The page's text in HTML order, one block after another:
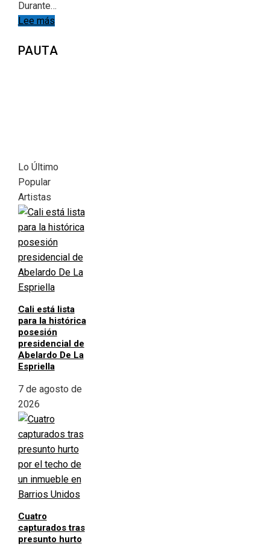
Durante…
Lee más
PAUTA
Lo Último
Popular
Artistas
Cali está lista
para la histórica
posesión
presidencial de
Abelardo De La
Espriella
7 de agosto de
2026
Cuatro
capturados tras
presunto hurto